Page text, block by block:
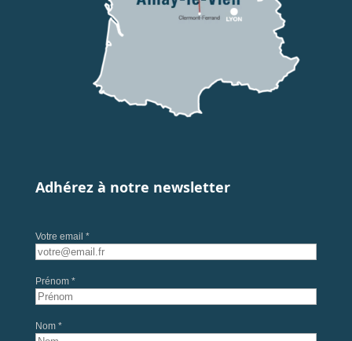
Adhérez à notre newsletter
Votre email *
Prénom *
Nom *